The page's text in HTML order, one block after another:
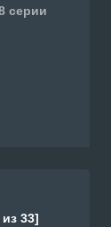
серии
33]